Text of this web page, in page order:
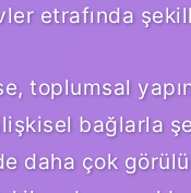
etrafında
toplumsal
bağlarla
daha çok